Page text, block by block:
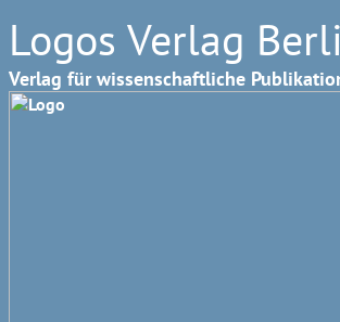
Logos Verlag
Verlag für wissenschaftliche